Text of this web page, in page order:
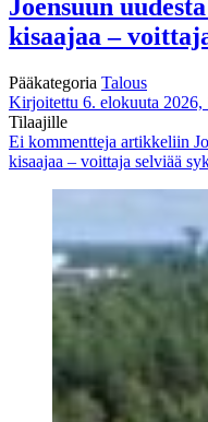
Joensuun
kisaajaa –
Pääkategoria Talous
Kirjoitettu 6. elokuuta 2026,
Tilaajille
Ei kommentteja artikkeliin
kisaajaa – voittaja selviää